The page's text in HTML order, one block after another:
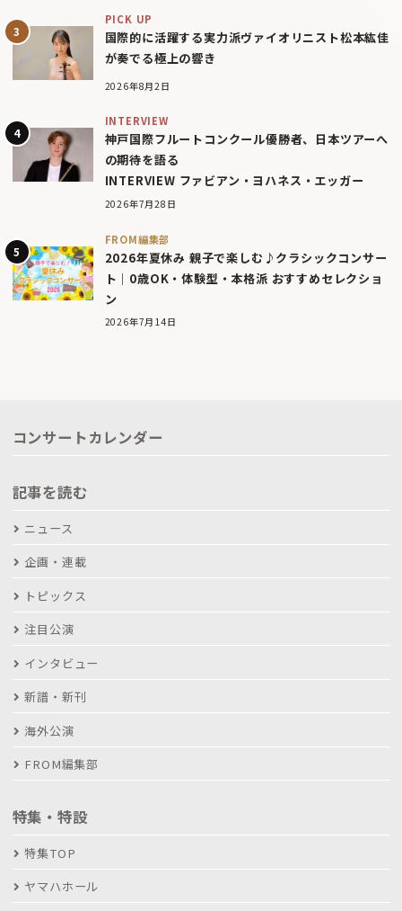
PICK UP
国際的に活躍する実力派ヴァイオリニスト松本紘佳
が奏でる極上の響き
2026年8月2日
INTERVIEW
神戸国際フルートコンクール優勝者、日本ツアーへ
の期待を語る
INTERVIEW ファビアン・ヨハネス・エッガー
2026年7月28日
FROM編集部
2026年夏休み 親子で楽しむ♪クラシックコンサー
ト｜0歳OK・体験型・本格派 おすすめセレクショ
ン
2026年7月14日
コンサートカレンダー
記事を読む
ニュース
企画・連載
トピックス
注目公演
インタビュー
新譜・新刊
海外公演
FROM編集部
特集・特設
特集TOP
ヤマハホール